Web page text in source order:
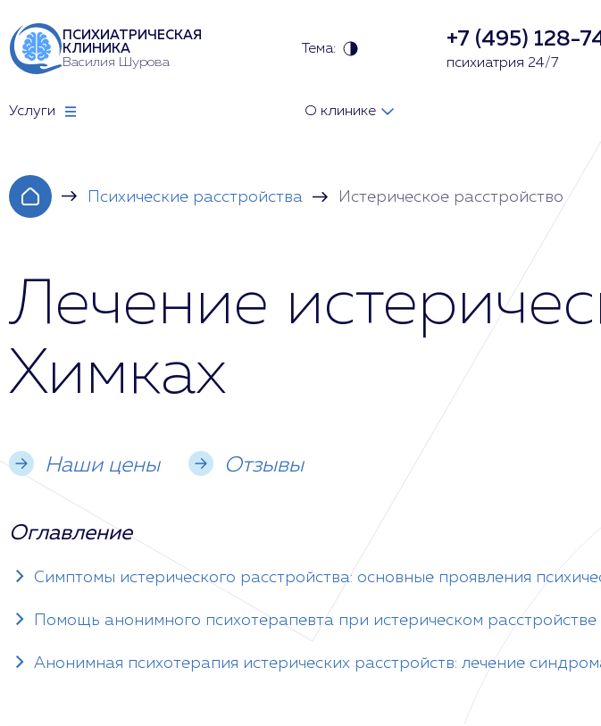
ПСИХИАТРИЧЕСКАЯ
КЛИНИКА
Василия Шурова
Тема: +7 (495) 128-
психиатрия 24/7
Услуги О клинике
Психические расстройства Истерическое расстройство
Лечение
Химках
Наши цены Отзывы
Оглавление
Симптомы истерического расстройства: основные проявления
Помощь анонимного психотерапевта при истерическом
Анонимная психотерапия истерических расстройств: лечение